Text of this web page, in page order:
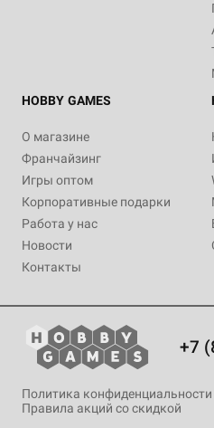
HOBBY GAMES
О магазине
Франчайзинг
Игры оптом
Корпоративные подарки
Работа у нас
Новости
Контакты
+7
Политика конфиденциальности
Правила акций со скидкой